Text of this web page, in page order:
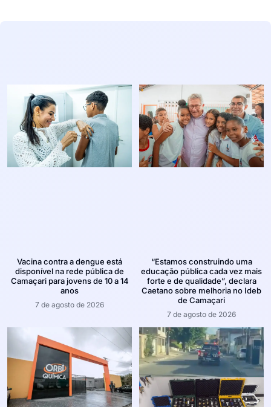
Vacina contra a dengue está
disponível na rede pública de
Camaçari para jovens de 10 a 14
anos
7 de agosto de 2026
“Estamos construindo uma
educação pública cada vez mais
forte e de qualidade”, declara
Caetano sobre melhoria no Ideb
de Camaçari
7 de agosto de 2026